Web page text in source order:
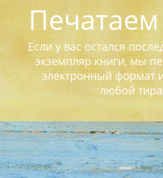
Если у вас остался
экземпляр книги, мы
электронный формат
любой